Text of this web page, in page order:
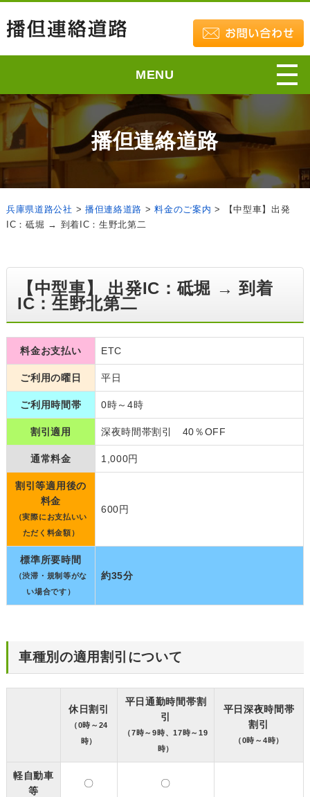
MENU
播但連絡道路
兵庫県道路公社 > 播但連絡道路 >料金のご案内 >
【中型車】出発
IC：砥堀 → 到着IC：生野北第二
【中型車】 出発IC：砥堀 → 到着
IC：生野北第二
料金お支払い ETC
ご利用の曜日 平日
ご利用時間帯 0時～4時
割引適用 深夜時間帯割引 40％OFF
通常料金 1,000円
割引等適用後の
料金
（実際にお支払いい
ただく料金額）
600円
標準所要時間
（渋滞・規制等がな
い場合です）
約35分
車種別の適用割引について
休日割引
（0時～24
時）
平日通勤時間帯割
引
（7時～9時、17時～19
時）
平日深夜時間帯
割引
（0時～4時）
軽自動車
等
〇 〇